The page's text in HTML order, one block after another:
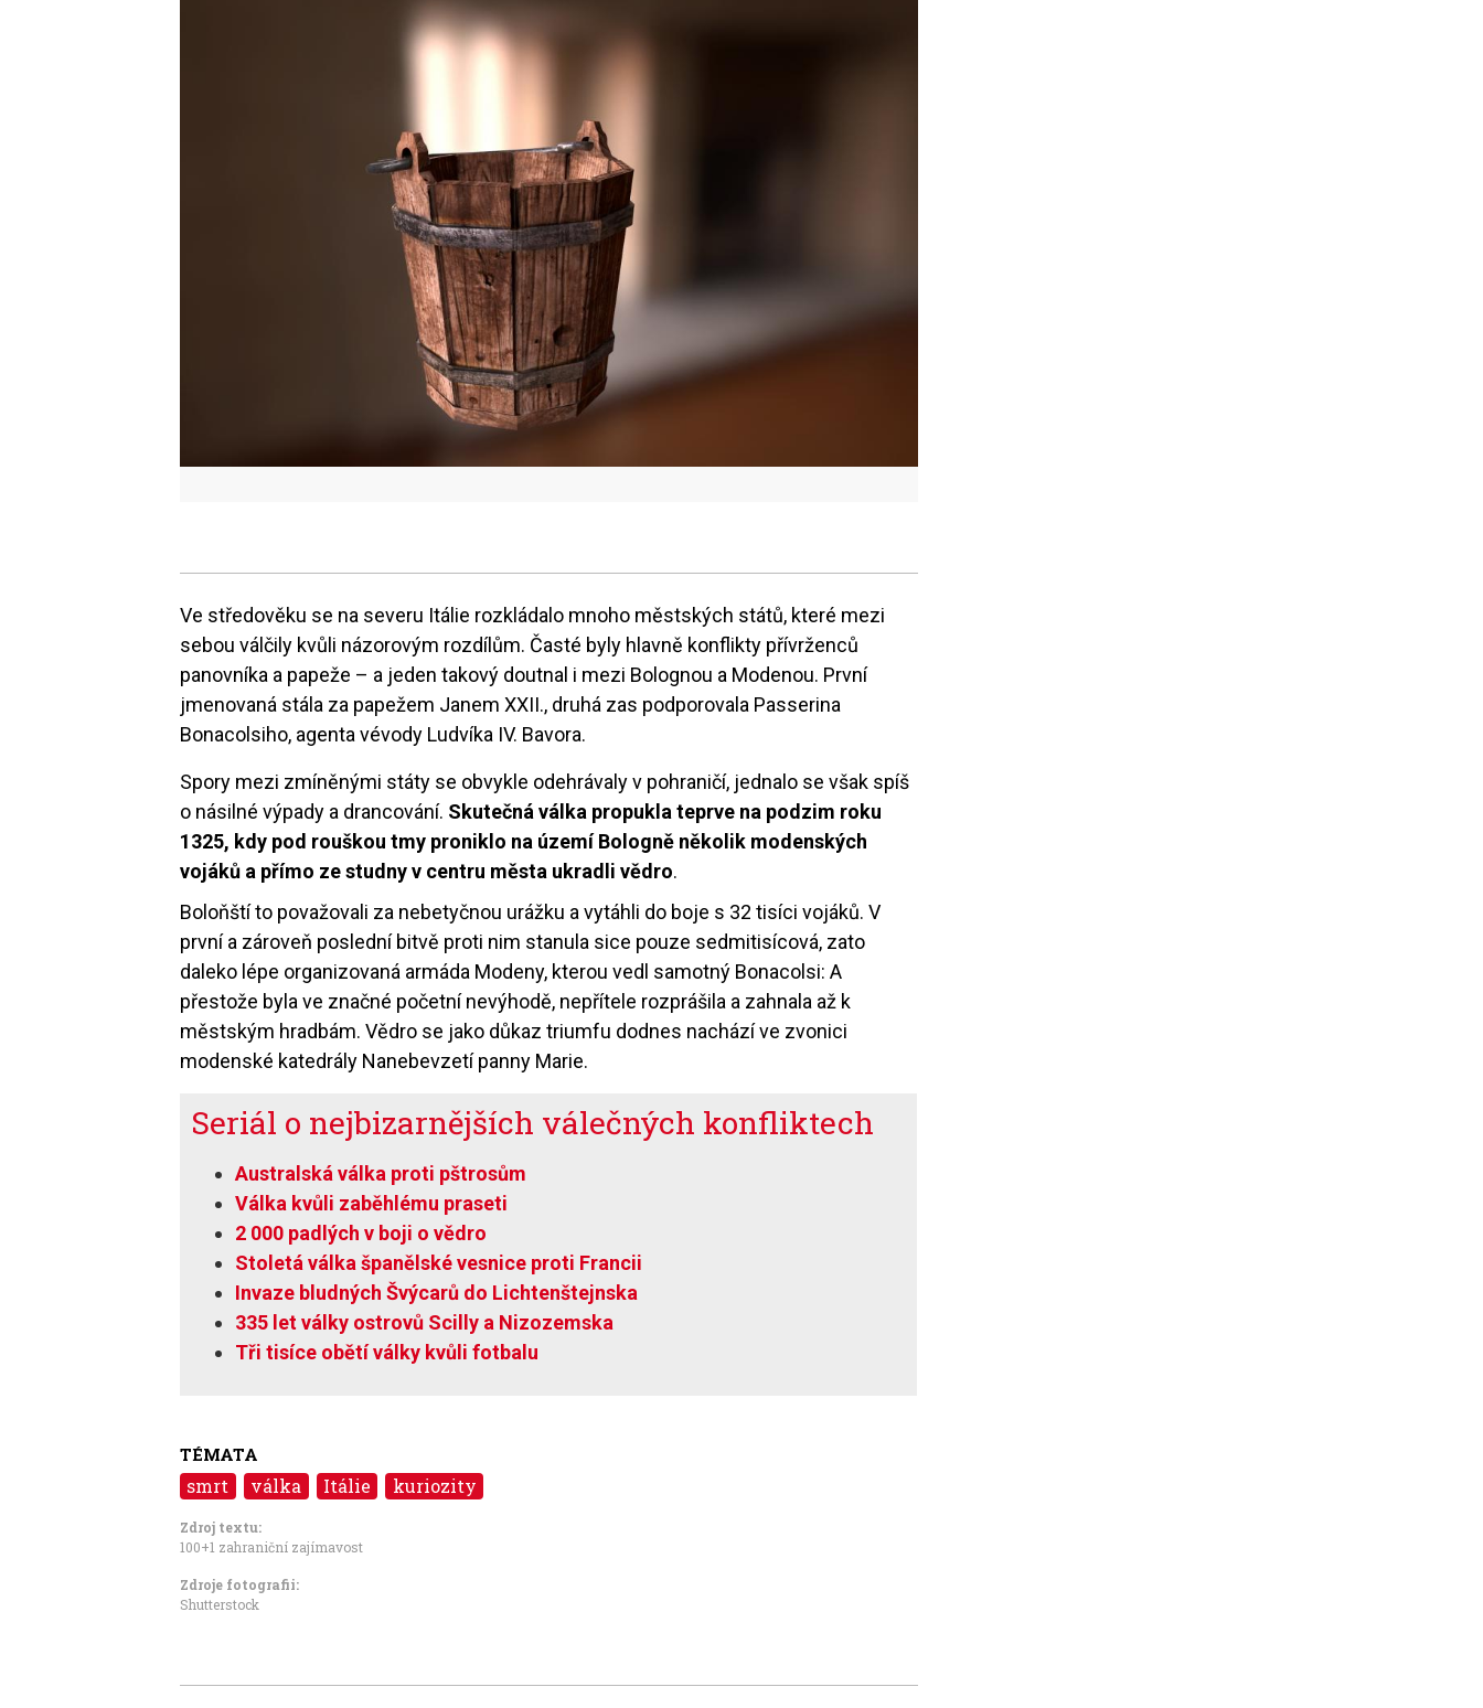
Ve středověku se na severu Itálie rozkládalo mnoho městských států, které mezi
sebou válčily kvůli názorovým rozdílům. Časté byly hlavně konflikty přívrženců
panovníka a papeže – a jeden takový doutnal i mezi Bolognou a Modenou. První
jmenovaná stála za papežem Janem XXII., druhá zas podporovala Passerina
Bonacolsiho, agenta vévody Ludvíka IV. Bavora.
Spory mezi zmíněnými státy se obvykle odehrávaly v pohraničí, jednalo se však spíš
o násilné výpady a drancování. Skutečná válka propukla teprve na podzim roku
1325, kdy pod rouškou tmy proniklo na území Bologně několik modenských
vojáků a přímo ze studny v centru města ukradli vědro.
Boloňští to považovali za nebetyčnou urážku a vytáhli do boje s 32 tisíci vojáků. V
první a zároveň poslední bitvě proti nim stanula sice pouze sedmitisícová, zato
daleko lépe organizovaná armáda Modeny, kterou vedl samotný Bonacolsi: A
přestože byla ve značné početní nevýhodě, nepřítele rozprášila a zahnala až k
městským hradbám. Vědro se jako důkaz triumfu dodnes nachází ve zvonici
modenské katedrály Nanebevzetí panny Marie.
Seriál o nejbizarnějších válečných konfliktech
Australská válka proti pštrosům
Válka kvůli zaběhlému praseti
2 000 padlých v boji o vědro
Stoletá válka španělské vesnice proti Francii
Invaze bludných Švýcarů do Lichtenštejnska
335 let války ostrovů Scilly a Nizozemska
Tři tisíce obětí války kvůli fotbalu
TÉMATA
smrt válka Itálie kuriozity
Zdroj textu:
100+1 zahraniční zajímavost
Zdroje fotografii:
Shutterstock